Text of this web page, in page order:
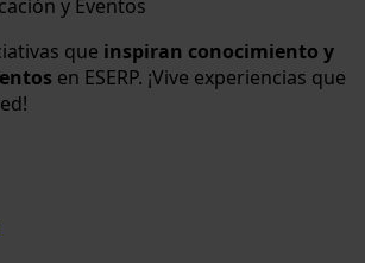
y Eventos
que inspiran conocimiento y
en ESERP. ¡Vive experiencias que